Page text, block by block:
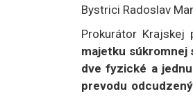
Bystrici Radoslav
Prokurátor
majetku súkromnej
dve fyzické a
prevodu